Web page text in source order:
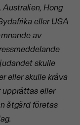
Australien, Hong
eller USA
av
skulle
eller skulle kräva
eller
åtgärd företas